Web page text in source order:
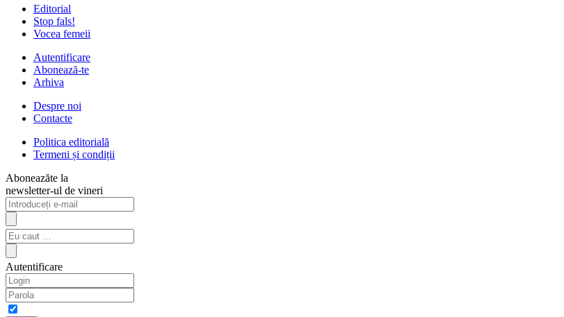
Editorial
Stop fals!
Vocea femeii
Autentificare
Abonează-te
Arhiva
Despre noi
Contacte
Politica editorială
Termeni și condiții
Aboneazăte la
newsletter-ul de vineri
Autentificare